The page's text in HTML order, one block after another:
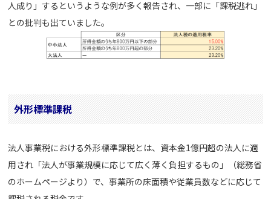
人成り」するというような例が多く報告され、一部に「課税逃れ」
との批判も出ていました。
外形標準課税
法人事業税における外形標準課税とは、資本金1億円超の法人に適
用され「法人が事業規模に応じて広く薄く負担するもの」（総務省
のホームページより）で、事業所の床面積や従業員数などに応じて